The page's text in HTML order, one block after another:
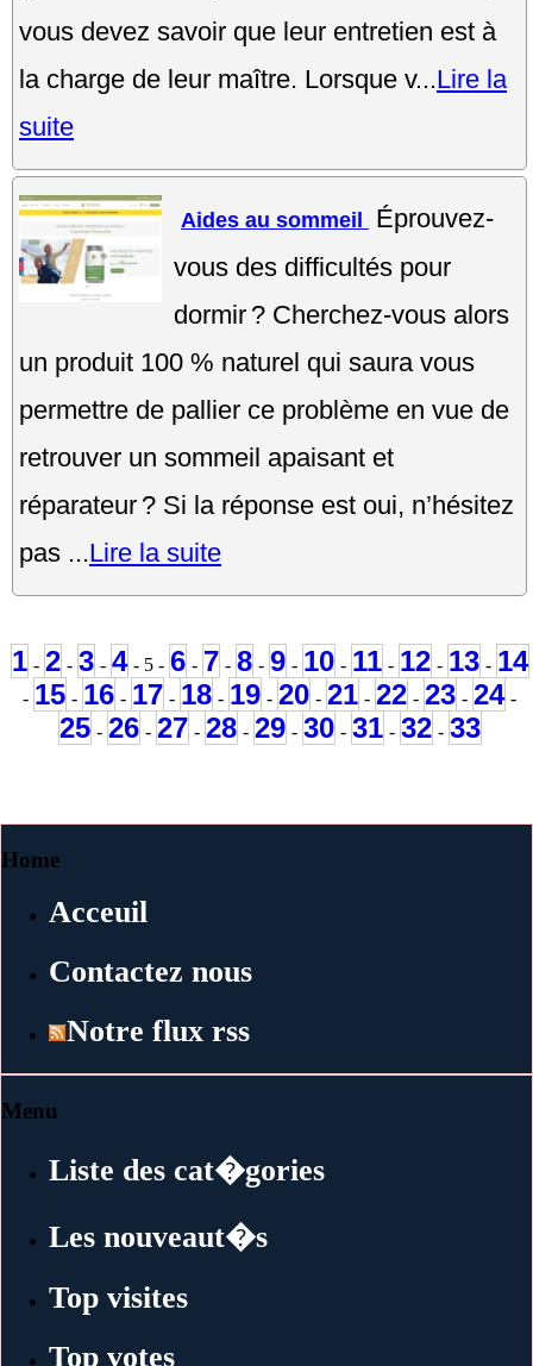
vous devez savoir que leur entretien est à
la charge de leur maître. Lorsque v...Lire la
suite
Aides au sommeil
Éprouvez-
vous des difficultés pour
dormir ? Cherchez-vous alors
un produit 100 % naturel qui saura vous
permettre de pallier ce problème en vue de
retrouver un sommeil apaisant et
réparateur ? Si la réponse est oui, n’hésitez
pas ...Lire la suite
1 - 2 - 3 - 4- 5 - 6 - 7 - 8 - 9 - 10 - 11 - 12 - 13 - 14
- 15 - 16 - 17 - 18 - 19 - 20 - 21 - 22 - 23 - 24 -
25 - 26 - 27 - 28 - 29 - 30 - 31 - 32 - 33
Home
Acceuil
Contactez nous
Notre flux rss
Menu
Liste des cat�gories
Les nouveaut�s
Top visites
Top votes